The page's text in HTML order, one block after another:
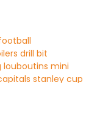
drill bit
louboutins mini
stanley cup